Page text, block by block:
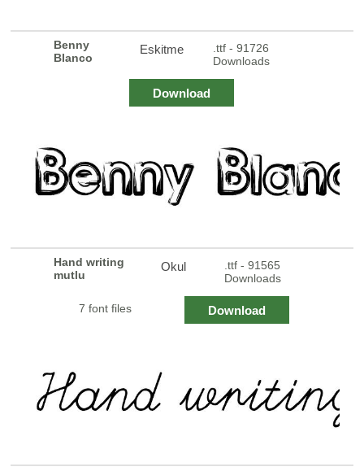
Benny
Blanco
Eskitme
.ttf - 91726
Downloads
Download
Hand writing
mutlu
Okul
.ttf - 91565
Downloads
7 font files Download